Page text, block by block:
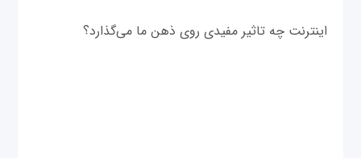
اینترنت چه تاثیر مفیدی روی ذهن ما می‌گذارد؟